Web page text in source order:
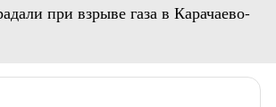
при взрыве газа в Карачаево-